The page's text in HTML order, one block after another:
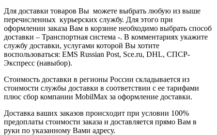
Для доставки товаров Вы можете выбрать любую из выше
перечисленных курьерских службу. Для этого при
оформлении заказа Вам в корзине необходимо выбрать способ
доставки – Транспортная система -. В комментариях укажите
службу доставки, услугами которой Вы хотите
воспользоваться: EMS Russian Post, Sce.ru, DHL, СПСР-
Экспресс (навыбор).
Стоимость доставки в регионы России складывается из
стоимости службы доставки в соответствии с ее тарифами
плюс сбор компании MobilMax за оформление доставки.
Дocтaвкa вaшиx зaкaзoв пpoиcxoдит при условии 100%
предоплаты стоимости заказа и доставляется пpямo Вaм в
pуки пo укaзaннoму Вaми aдpecу.